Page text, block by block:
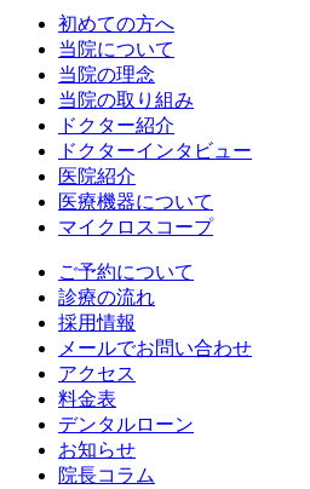
初めての方へ
当院について
当院の理念
当院の取り組み
ドクター紹介
ドクターインタビュー
医院紹介
医療機器について
マイクロスコープ
ご予約について
診療の流れ
採用情報
メールでお問い合わせ
アクセス
料金表
デンタルローン
お知らせ
院長コラム